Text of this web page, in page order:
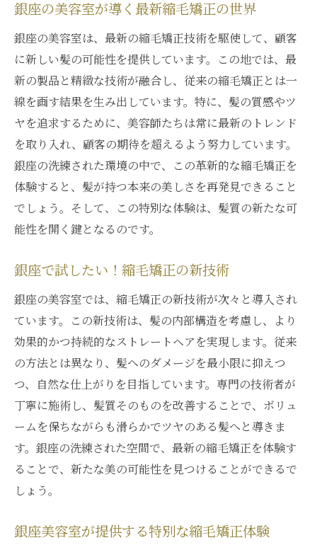
銀座の美容室が導く最新縮毛矯正の世界
銀座の美容室は、最新の縮毛矯正技術を駆使して、顧客
に新しい髪の可能性を提供しています。この地では、最
新の製品と精緻な技術が融合し、従来の縮毛矯正とは一
線を画す結果を生み出しています。特に、髪の質感やツ
ヤを追求するために、美容師たちは常に最新のトレンド
を取り入れ、顧客の期待を超えるよう努力しています。
銀座の洗練された環境の中で、この革新的な縮毛矯正を
体験すると、髪が持つ本来の美しさを再発見できること
でしょう。そして、この特別な体験は、髪質の新たな可
能性を開く鍵となるのです。
銀座で試したい！縮毛矯正の新技術
銀座の美容室では、縮毛矯正の新技術が次々と導入され
ています。この新技術は、髪の内部構造を考慮し、より
効果的かつ持続的なストレートヘアを実現します。従来
の方法とは異なり、髪へのダメージを最小限に抑えつ
つ、自然な仕上がりを目指しています。専門の技術者が
丁寧に施術し、髪質そのものを改善することで、ボリュ
ームを保ちながらも滑らかでツヤのある髪へと導きま
す。銀座の洗練された空間で、最新の縮毛矯正を体験す
ることで、新たな美の可能性を見つけることができるで
しょう。
銀座美容室が提供する特別な縮毛矯正体験